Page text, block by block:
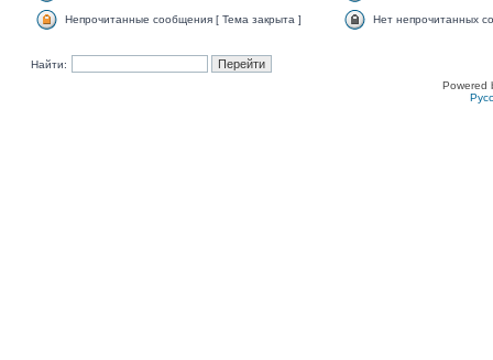
Непрочитанные сообщения [ Тема закрыта ] Нет непрочитанных
Найти:
Powered